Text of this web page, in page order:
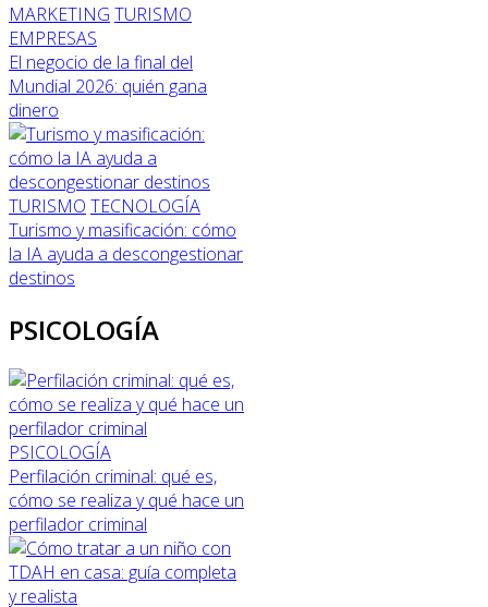
MARKETING TURISMO
EMPRESAS
El negocio de la final del
Mundial 2026: quién gana
dinero
TURISMO TECNOLOGÍA
Turismo y masificación: cómo
la IA ayuda a descongestionar
destinos
PSICOLOGÍA
PSICOLOGÍA
Perfilación criminal: qué es,
cómo se realiza y qué hace un
perfilador criminal